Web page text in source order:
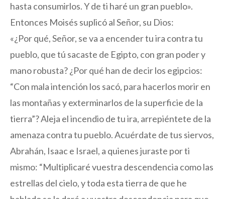
hasta consumirlos. Y de ti haré un gran pueblo».
Entonces Moisés suplicó al Señor, su Dios:
«¿Por qué, Señor, se va a encender tu ira contra tu
pueblo, que tú sacaste de Egipto, con gran poder y
mano robusta? ¿Por qué han de decir los egipcios:
“Con mala intención los sacó, para hacerlos morir en
las montañas y exterminarlos de la superficie de la
tierra”? Aleja el incendio de tu ira, arrepiéntete de la
amenaza contra tu pueblo. Acuérdate de tus siervos,
Abrahán, Isaac e Israel, a quienes juraste por ti
mismo: “Multiplicaré vuestra descendencia como las
estrellas del cielo, y toda esta tierra de que he